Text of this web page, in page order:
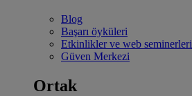
Blog
Başarı öyküleri
Etkinlikler ve web seminerleri
Güven Merkezi
Ortak